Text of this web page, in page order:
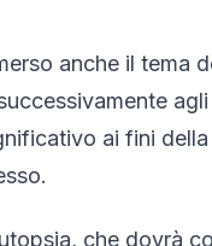
anche il tema
ai fini
che dovrà